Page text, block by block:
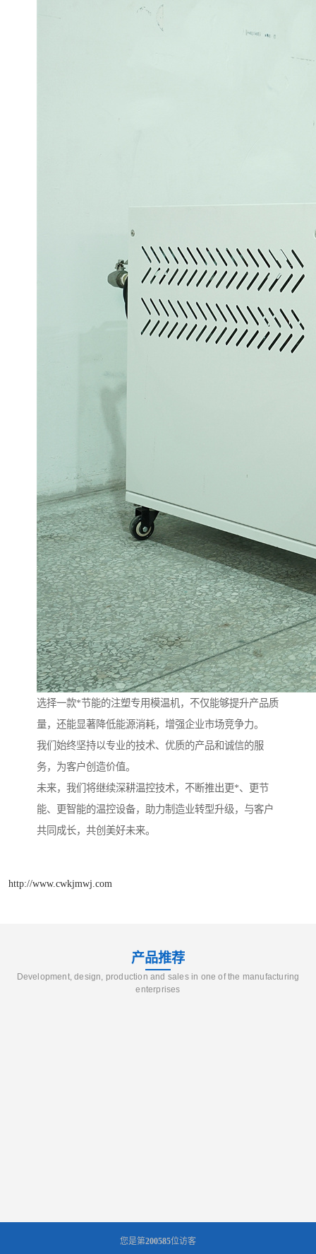
选择一款*节能的注塑专用模温机，不仅能够提升产品质
量，还能显著降低能源消耗，增强企业市场竞争力。
我们始终坚持以专业的技术、优质的产品和诚信的服
务，为客户创造价值。
未来，我们将继续深耕温控技术，不断推出更*、更节
能、更智能的温控设备，助力制造业转型升级，与客户
共同成长，共创美好未来。
http://www.cwkjmwj.com
产品推荐
Development, design, production and sales in one of the manufacturing
enterprises
您是第200585位访客